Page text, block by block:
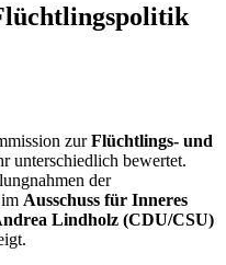
zurFlüchtlings- und
unterschiedlich bewertet.
der
Ausschuss für Inneres
Lindholz (CDU/CSU)